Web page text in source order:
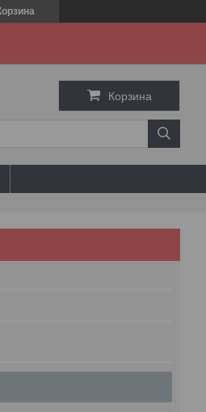
Корзина